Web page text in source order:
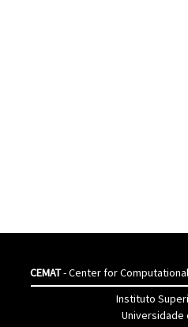
CEMAT- Center for
Instituto
Universidade